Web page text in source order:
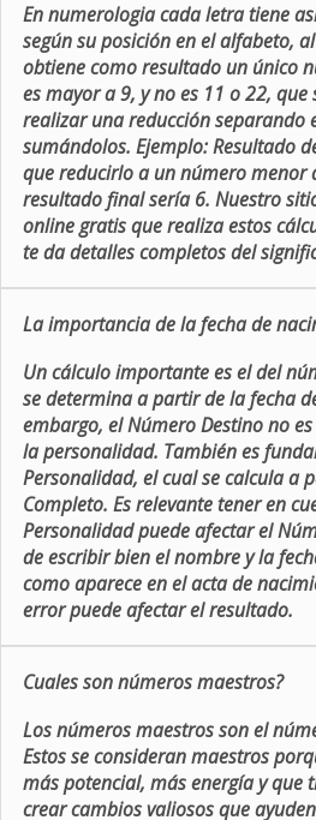
En numerologia cada letra tiene
según su posición en el alfabeto,
obtiene como resultado un único
es mayor a 9, y no es 11 o 22, que
realizar una reducción separando
sumándolos. Ejemplo: Resultado
que reducirlo a un número menor
resultado final sería 6. Nuestro
online gratis que realiza estos
te da detalles completos del
La importancia de la fecha de
Un cálculo importante es el del
se determina a partir de la fecha
embargo, el Número Destino no
la personalidad. También es
Personalidad, el cual se calcula a
Completo. Es relevante tener en
Personalidad puede afectar el
de escribir bien el nombre y la
como aparece en el acta de
error puede afectar el resultado.
Cuales son números maestros?
Los números maestros son el
Estos se consideran maestros
más potencial, más energía y que
crear cambios valiosos que